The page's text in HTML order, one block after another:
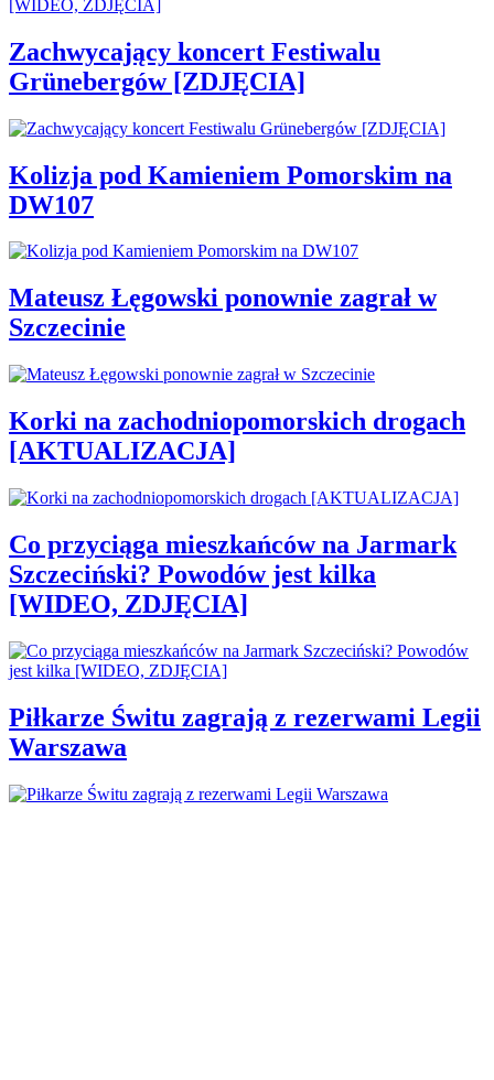
Zachwycający koncert Festiwalu
Grünebergów [ZDJĘCIA]
Kolizja pod Kamieniem Pomorskim na
DW107
Mateusz Łęgowski ponownie zagrał w
Szczecinie
Korki na zachodniopomorskich drogach
[AKTUALIZACJA]
Co przyciąga mieszkańców na Jarmark
Szczeciński? Powodów jest kilka
[WIDEO, ZDJĘCIA]
Piłkarze Świtu zagrają z rezerwami Legii
Warszawa